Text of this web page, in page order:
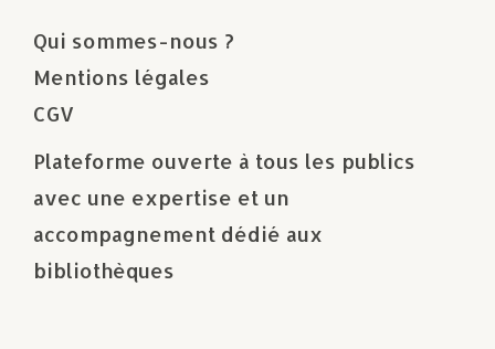
Qui sommes-nous ?
Mentions légales
CGV
Plateforme ouverte à tous les publics
avec une expertise et un
accompagnement dédié aux
bibliothèques